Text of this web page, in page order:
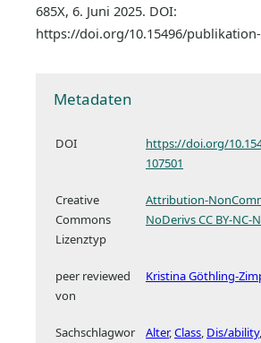
685X, 6. Juni 2025. DOI:
https://doi.org/10.15496/publikation-
Metadaten
DOI
https://doi.org/
107501
Creative
Commons
Lizenztyp
Attribution-
NoDerivs CC BY-NC-
peer reviewed
von
Kristina Göthling-
Sachschlagwor
Alter,Class, Dis/ability,